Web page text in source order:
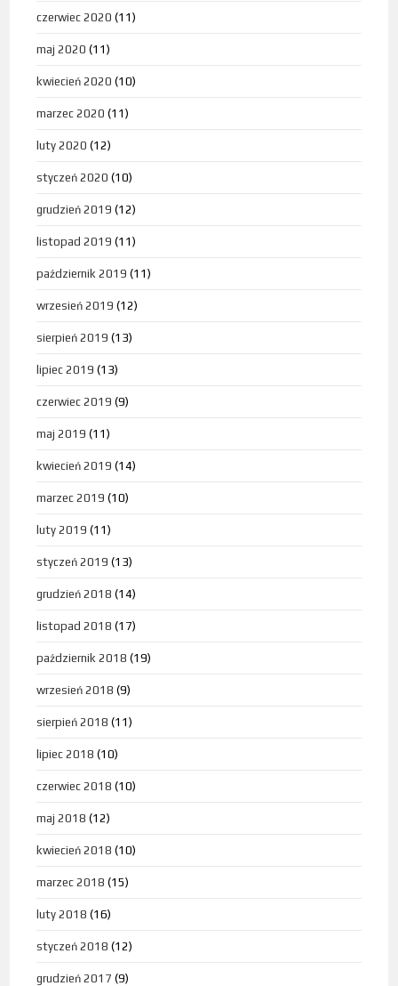
czerwiec 2020 (11)
maj 2020 (11)
kwiecień 2020 (10)
marzec 2020 (11)
luty 2020 (12)
styczeń 2020 (10)
grudzień 2019 (12)
listopad 2019 (11)
październik 2019 (11)
wrzesień 2019 (12)
sierpień 2019 (13)
lipiec 2019 (13)
czerwiec 2019 (9)
maj 2019 (11)
kwiecień 2019 (14)
marzec 2019 (10)
luty 2019 (11)
styczeń 2019 (13)
grudzień 2018 (14)
listopad 2018 (17)
październik 2018 (19)
wrzesień 2018 (9)
sierpień 2018 (11)
lipiec 2018 (10)
czerwiec 2018 (10)
maj 2018 (12)
kwiecień 2018 (10)
marzec 2018 (15)
luty 2018 (16)
styczeń 2018 (12)
grudzień 2017 (9)